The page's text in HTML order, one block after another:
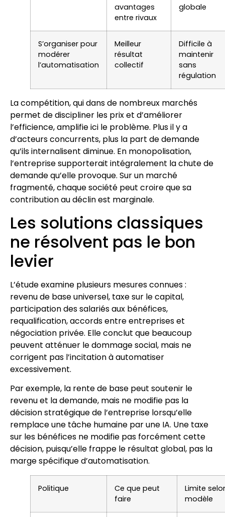
avantages
entre rivaux
globale
S’organiser pour
modérer
l’automatisation
Meilleur
résultat
collectif
Difficile à
maintenir
sans
régulation
La compétition, qui dans de nombreux marchés
permet de discipliner les prix et d’améliorer
l’efficience, amplifie ici le problème. Plus il y a
d’acteurs concurrents, plus la part de demande
qu’ils internalisent diminue. En monopolisation,
l’entreprise supporterait intégralement la chute de
demande qu’elle provoque. Sur un marché
fragmenté, chaque société peut croire que sa
contribution au déclin est marginale.
Les solutions classiques
ne résolvent pas le bon
levier
L’étude examine plusieurs mesures connues :
revenu de base universel, taxe sur le capital,
participation des salariés aux bénéfices,
requalification, accords entre entreprises et
négociation privée. Elle conclut que beaucoup
peuvent atténuer le dommage social, mais ne
corrigent pas l’incitation à automatiser
excessivement.
Par exemple, la rente de base peut soutenir le
revenu et la demande, mais ne modifie pas la
décision stratégique de l’entreprise lorsqu’elle
remplace une tâche humaine par une IA. Une taxe
sur les bénéfices ne modifie pas forcément cette
décision, puisqu’elle frappe le résultat global, pas la
marge spécifique d’automatisation.
Politique
Ce que peut
faire
Limite
modèle